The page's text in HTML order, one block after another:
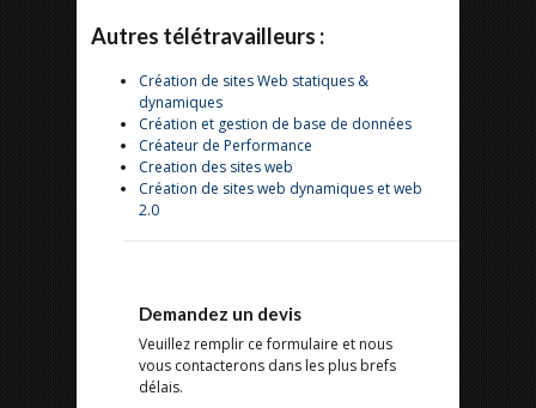
Autres télétravailleurs :
Création de sites Web statiques &
dynamiques
Création et gestion de base de données
Créateur de Performance
Creation des sites web
Création de sites web dynamiques et web
2.0
Demandez un devis
Veuillez remplir ce formulaire et nous
vous contacterons dans les plus brefs
délais.